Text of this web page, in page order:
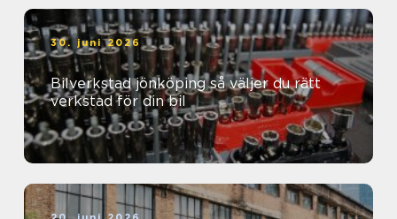
30. juni 2026
Bilverkstad jönköping så väljer du rätt
verkstad för din bil